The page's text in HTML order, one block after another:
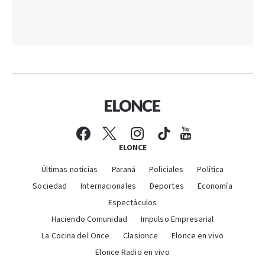
ELONCE
Últimas noticias Paraná Policiales
Política
Sociedad
Internacionales Deportes
Economía
Espectáculos
Haciendo Comunidad
Impulso Empresarial
La Cocina del Once
Clasionce
Elonce en vivo
Elonce Radio en vivo